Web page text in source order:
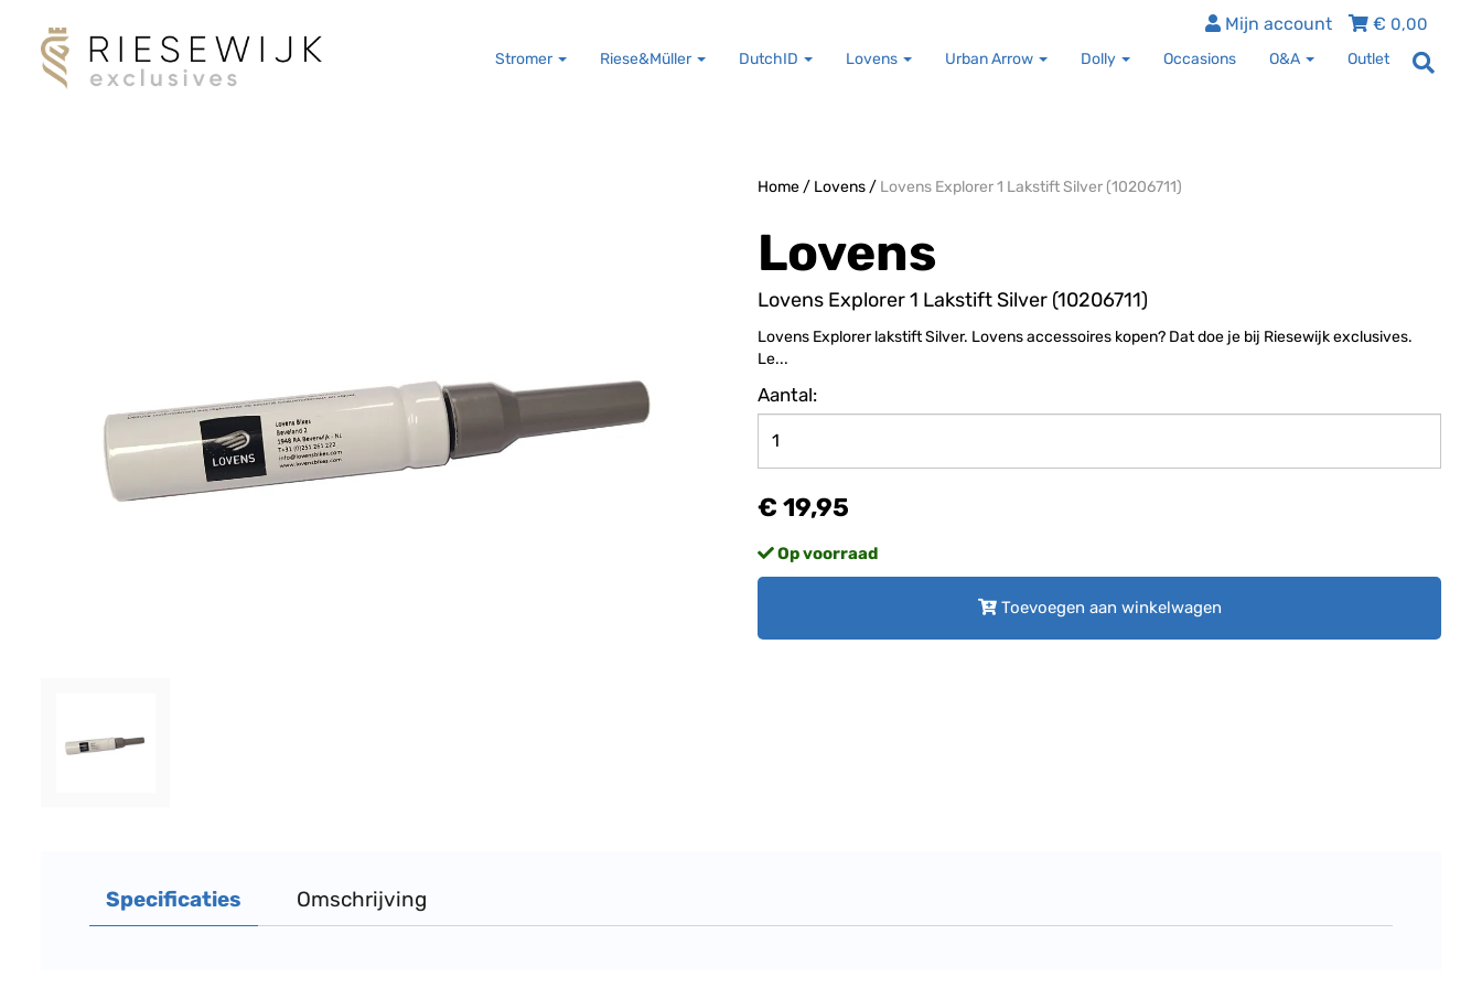
€ 0,00
Mijn account
Stromer Riese&Müller DutchID Lovens Urban Arrow Dolly Occasions O&A Outlet
Home/ Lovens/ Lovens Explorer 1 Lakstift Silver (10206711)
Lovens
Lovens Explorer 1 Lakstift Silver (10206711)
Lovens Explorer lakstift Silver. Lovens accessoires kopen? Dat doe je bij Riesewijk exclusives.
Le...
Aantal:
€ 19,95
Op voorraad
Toevoegen aan winkelwagen
Specificaties Omschrijving